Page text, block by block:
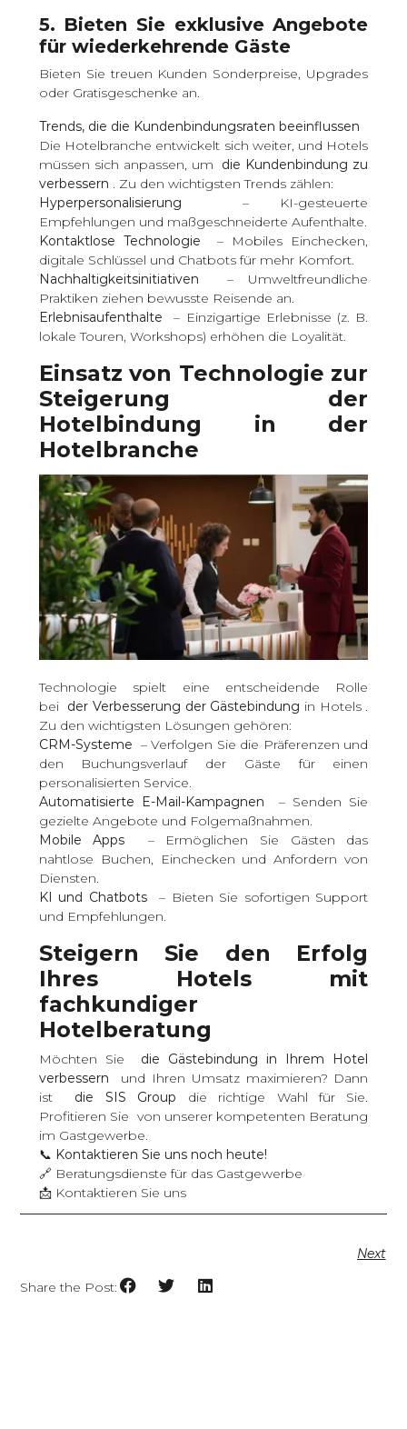
5. Bieten Sie exklusive Angebote
für wiederkehrende Gäste
Bieten Sie treuen Kunden Sonderpreise, Upgrades
oder Gratisgeschenke an.
Trends, die die Kundenbindungsraten beeinflussen
Die Hotelbranche entwickelt sich weiter, und Hotels
müssen sich anpassen, um die Kundenbindung zu
verbessern . Zu den wichtigsten Trends zählen:
Hyperpersonalisierung – KI-gesteuerte
Empfehlungen und maßgeschneiderte Aufenthalte.
Kontaktlose Technologie – Mobiles Einchecken,
digitale Schlüssel und Chatbots für mehr Komfort.
Nachhaltigkeitsinitiativen – Umweltfreundliche
Praktiken ziehen bewusste Reisende an.
Erlebnisaufenthalte – Einzigartige Erlebnisse (z. B.
lokale Touren, Workshops) erhöhen die Loyalität.
Einsatz von Technologie zur
Steigerung der
Hotelbindung in der
Hotelbranche
Technologie spielt eine entscheidende Rolle
bei der Verbesserung der Gästebindung in Hotels .
Zu den wichtigsten Lösungen gehören:
CRM-Systeme – Verfolgen Sie die Präferenzen und
den Buchungsverlauf der Gäste für einen
personalisierten Service.
Automatisierte E-Mail-Kampagnen – Senden Sie
gezielte Angebote und Folgemaßnahmen.
Mobile Apps – Ermöglichen Sie Gästen das
nahtlose Buchen, Einchecken und Anfordern von
Diensten.
KI und Chatbots– Bieten Sie sofortigen Support
und Empfehlungen.
Steigern Sie den Erfolg
Ihres Hotels mit
fachkundiger
Hotelberatung
Möchten Sie die Gästebindung in Ihrem Hotel
verbessern und Ihren Umsatz maximieren? Dann
ist die SIS Group die richtige Wahl für Sie.
Profitieren Sie von unserer kompetenten Beratung
im Gastgewerbe.
📞 Kontaktieren Sie uns noch heute!
🔗 Beratungsdienste für das Gastgewerbe
📩 Kontaktieren Sie uns
Next
Share the Post: